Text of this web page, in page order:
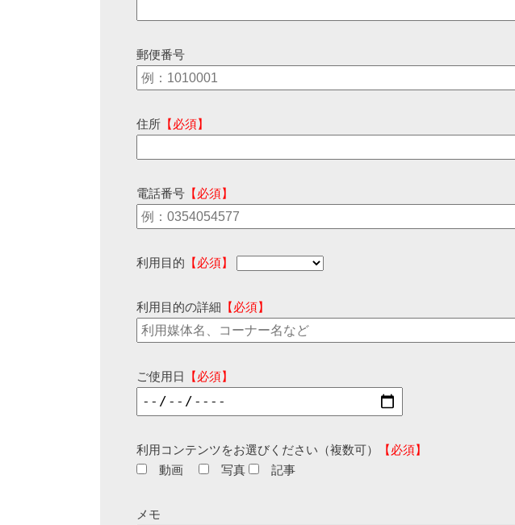
郵便番号
住所 【必須】
電話番号 【必須】
利用目的 【必須】
利用目的の詳細 【必須】
ご使用日 【必須】
利用コンテンツをお選びください（複数可）
【必須】
動画
写真 記事
メモ